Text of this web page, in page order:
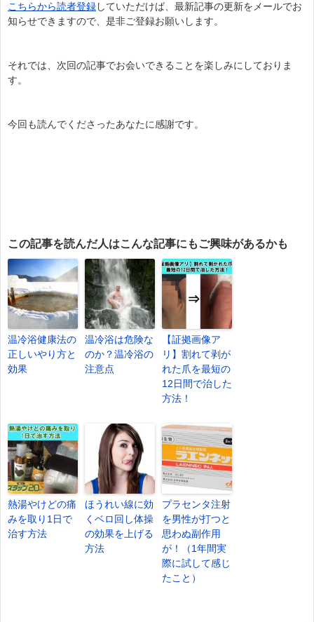
こちらから読者登録していただけば、最新記事の更新をメールでお
知らせできますので、是非ご登録お願いします。
それでは、次回の記事でお会いできることを楽しみにしておりま
す。
今回も読んでくださったあなたに感謝です。
この記事を読んだ人はこんな記事にもご興味があるかも
温冷浴健康法の
正しいやり方と
効果
温冷浴は危険な
のか？温冷浴の
注意点
【証拠画像ア
リ】割れて剥が
れた爪を最短の
12日間で治した
方法！
熱湯やけどの痛
みを取り1日で
治す方法
ほうれい線に効
くベロ回し体操
の効果を上げる
方法
プラセンタ注射
を男性が打つと
思わぬ副作用
が！（1年間実
際に試して感じ
たこと）